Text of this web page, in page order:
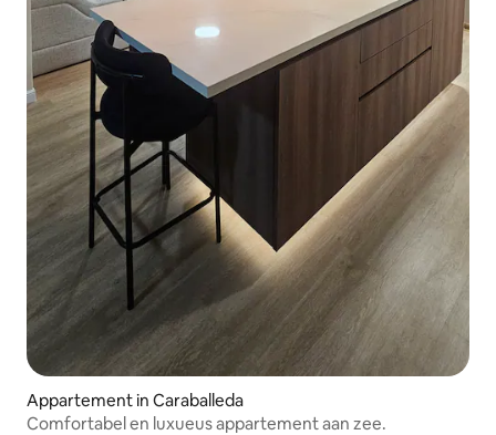
Appartement in Caraballeda
Comfortabel en luxueus appartement aan zee.